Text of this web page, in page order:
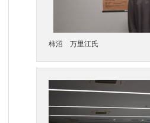
柿沼 万里江氏